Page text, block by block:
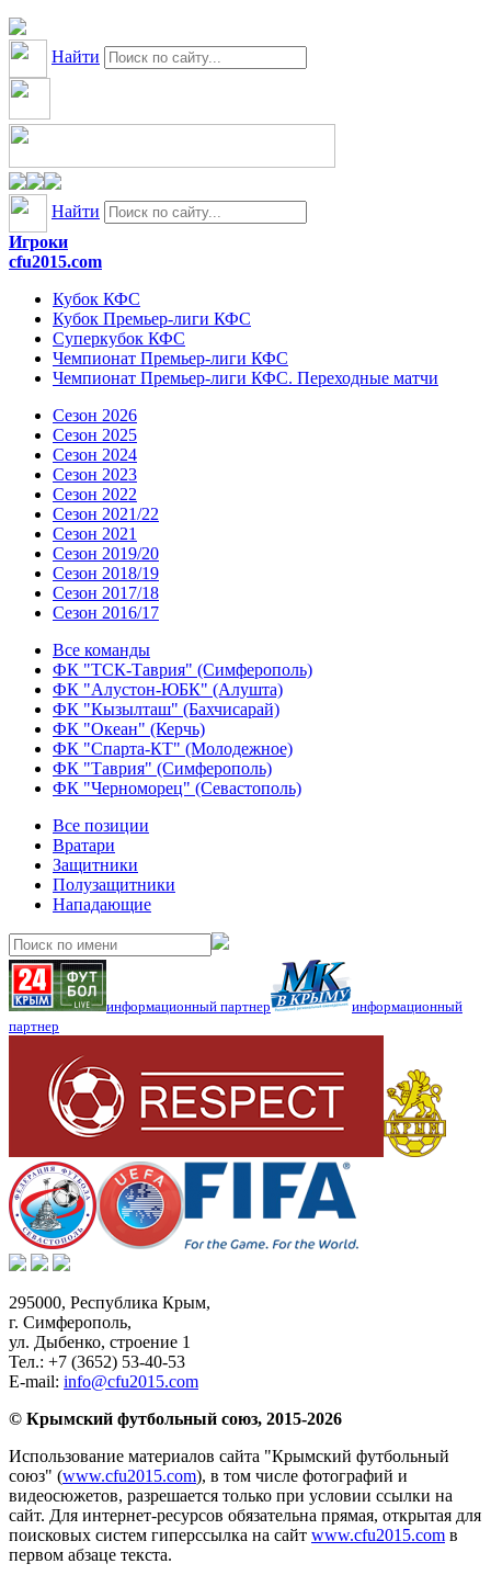
Найти
Найти
Игроки
cfu2015.com
Кубок КФС
Кубок Премьер-лиги КФС
Суперкубок КФС
Чемпионат Премьер-лиги КФС
Чемпионат Премьер-лиги КФС. Переходные матчи
Сезон 2026
Сезон 2025
Сезон 2024
Сезон 2023
Сезон 2022
Сезон 2021/22
Сезон 2021
Сезон 2019/20
Сезон 2018/19
Сезон 2017/18
Сезон 2016/17
Все команды
ФК "ТСК-Таврия" (Симферополь)
ФК "Алустон-ЮБК" (Алушта)
ФК "Кызылташ" (Бахчисарай)
ФК "Океан" (Керчь)
ФК "Спарта-КТ" (Молодежное)
ФК "Таврия" (Симферополь)
ФК "Черноморец" (Севастополь)
Все позиции
Вратари
Защитники
Полузащитники
Нападающие
информационный партнер
информационный
партнер
295000, Республика Крым,
г. Симферополь,
ул. Дыбенко, строение 1
Тел.: +7 (3652) 53-40-53
E-mail: info@cfu2015.com
© Крымский футбольный союз, 2015-2026
Использование материалов сайта "Крымский футбольный
союз" (www.cfu2015.com), в том числе фотографий и
видеосюжетов, разрешается только при условии ссылки на
сайт. Для интернет-ресурсов обязательна прямая, открытая для
поисковых систем гиперссылка на сайт www.cfu2015.com в
первом абзаце текста.